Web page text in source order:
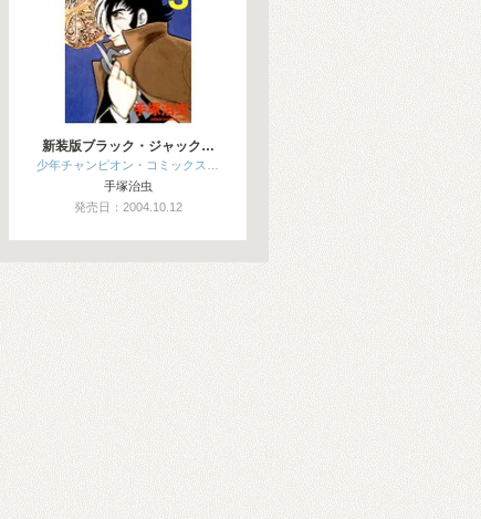
新装版ブラック・ジャック…
少年チャンピオン・コミックス…
手塚治虫
発売日：2004.10.12